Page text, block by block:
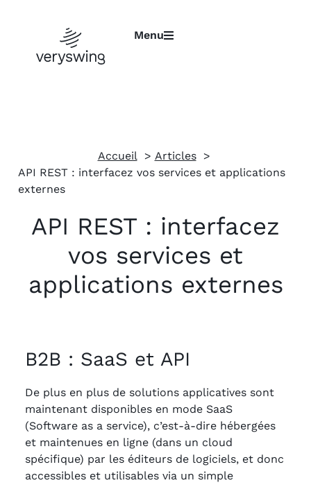
Menu
Accueil
Articles
API REST : interfacez vos services et applications
externes
API REST : interfacez
vos services et
applications externes
B2B : SaaS et API
De plus en plus de solutions applicatives sont
maintenant disponibles en mode SaaS
(Software as a service), c’est-à-dire hébergées
et maintenues en ligne (dans un cloud
spécifique) par les éditeurs de logiciels, et donc
accessibles et utilisables via un simple